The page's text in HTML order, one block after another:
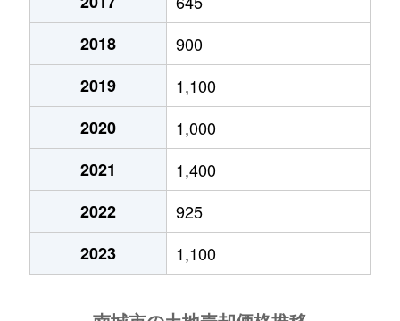
2018
900
2019
1,100
2020
1,000
2021
1,400
2022
925
2023
1,100